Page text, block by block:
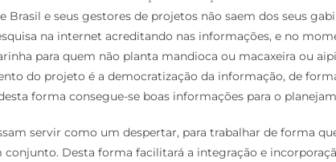
Brasil e seus gestores de projetos não saem dos seus
na internet acreditando nas informações, e no
para quem não planta mandioca ou macaxeira ou
do projeto é a democratização da informação, de
forma consegue-se boas informações para o
servir como um despertar, para trabalhar de forma
conjunto. Desta forma facilitará a integração e